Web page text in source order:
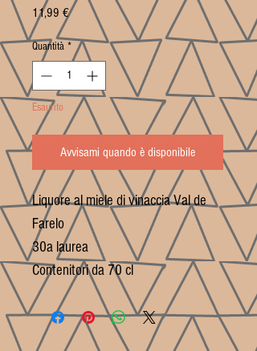
11,99 €Prezzo
Quantità *
Esaurito
Avvisami quando è disponibile
Liquore al miele di vinaccia Val de
Farelo
30a laurea
Contenitori da 70 cl